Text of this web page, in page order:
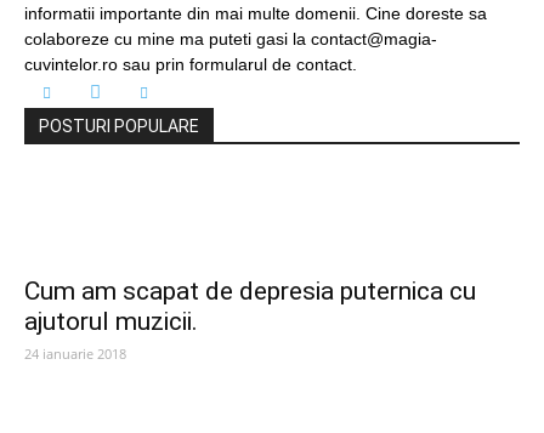
informatii importante din mai multe domenii. Cine doreste sa
colaboreze cu mine ma puteti gasi la contact@magia-
cuvintelor.ro sau prin formularul de contact.
POSTURI POPULARE
Cum am scapat de depresia puternica cu
ajutorul muzicii.
24 ianuarie 2018